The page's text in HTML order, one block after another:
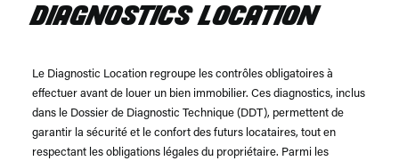
DIAGNOSTICS LOCATION
Le Diagnostic Location regroupe les contrôles obligatoires à
effectuer avant de louer un bien immobilier. Ces diagnostics, inclus
dans le Dossier de Diagnostic Technique (DDT), permettent de
garantir la sécurité et le confort des futurs locataires, tout en
respectant les obligations légales du propriétaire. Parmi les